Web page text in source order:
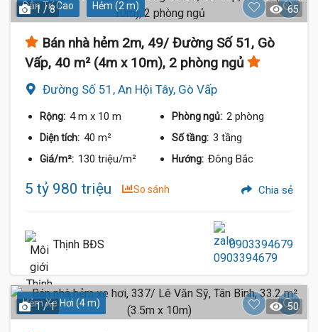
Dân Trí Cao Hẻm (2 m)
1 / 8 65
Bán nhà hẻm 2m, 49/ Đường Số 51, Gò
Vấp, 40 m² (4m x 10m), 2 phòng ngủ
Đường Số 51, An Hội Tây, Gò Vấp
Rộng: 4 m x 10 m Phòng ngủ: 2 phòng
Diện tích: 40 m² Số tầng: 3 tầng
Giá/m²: 130 triệu/m² Hướng: Đông Bắc
5 tỷ 980 triệu So sánh Chia sẻ
Thịnh BĐS 0903394679
Hẻm Xe Hơi (4 m)
1 / 1 50